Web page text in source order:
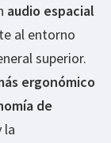
audio espacial
al entorno
superior.
ergonómico
de
la